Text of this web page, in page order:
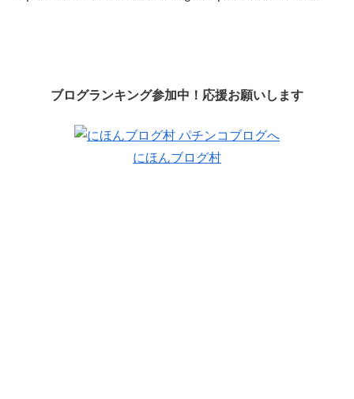
ブログランキング参加中！応援お願いします
にほんブログ村